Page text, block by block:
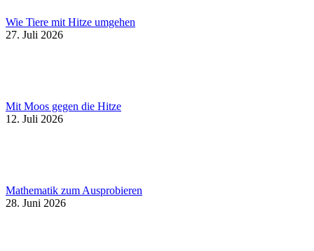
Wie Tiere mit Hitze umgehen
27. Juli 2026
Mit Moos gegen die Hitze
12. Juli 2026
Mathematik zum Ausprobieren
28. Juni 2026